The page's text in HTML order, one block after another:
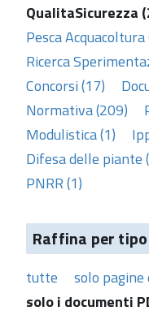
QualitaSicurezza
Pesca
Ricerca
Concorsi (17)
Normativa (209)
Modulistica (1)
Difesa delle piante
PNRR (1)
Raffina per
tutte
solo pagine
solo i documenti